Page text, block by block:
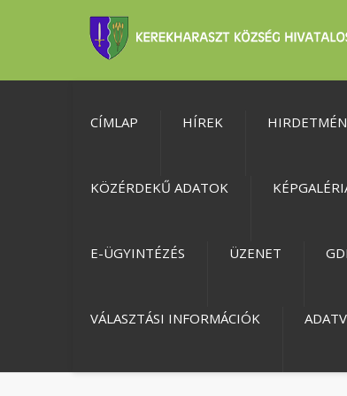
CÍMLAP HÍREK
KÖZÉRDEKŰ ADATOK
E-ÜGYINTÉZÉS ÜZENET
VÁLASZTÁSI INFORMÁCIÓK